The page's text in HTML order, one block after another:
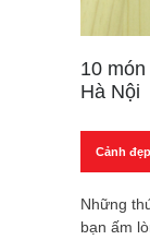
10
Hà Nội
Cảnh
Những
bạn ấm